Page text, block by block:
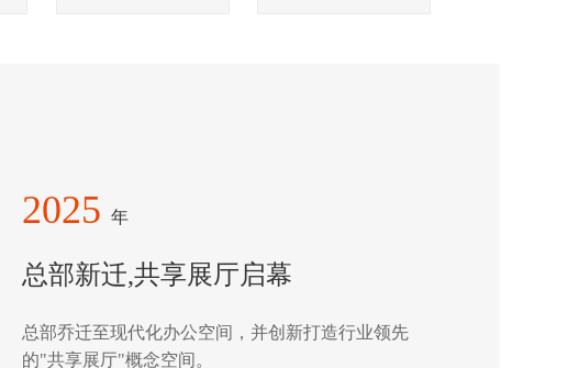
2025 年
总部新迁,共享展厅启幕
总部乔迁至现代化办公空间，并创新打造行业领先
的"共享展厅"概念空间。